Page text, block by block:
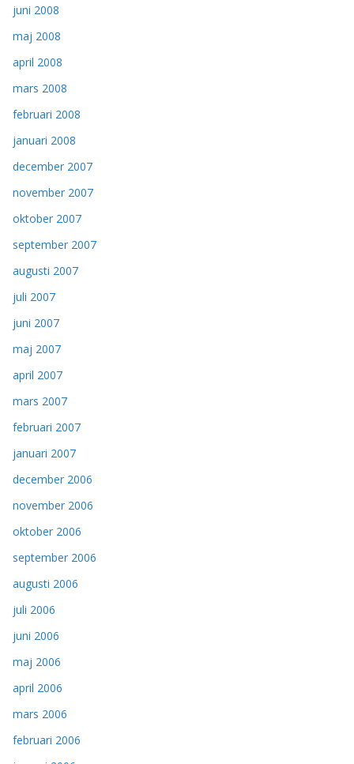
juni 2008
maj 2008
april 2008
mars 2008
februari 2008
januari 2008
december 2007
november 2007
oktober 2007
september 2007
augusti 2007
juli 2007
juni 2007
maj 2007
april 2007
mars 2007
februari 2007
januari 2007
december 2006
november 2006
oktober 2006
september 2006
augusti 2006
juli 2006
juni 2006
maj 2006
april 2006
mars 2006
februari 2006